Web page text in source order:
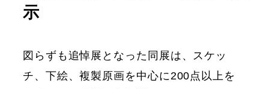
示
図らずも追悼展となった同展は、スケッ
チ、下絵、複製原画を中心に200点以上を